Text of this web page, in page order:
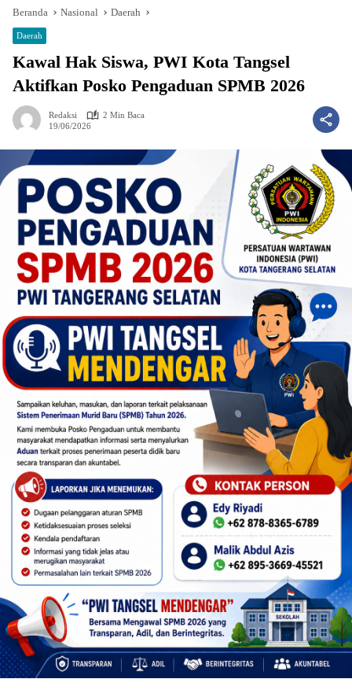
Beranda Nasional Daerah
Daerah
Kawal Hak Siswa, PWI Kota Tangsel
Aktifkan Posko Pengaduan SPMB 2026
Redaksi
2 Min Baca
19/06/2026